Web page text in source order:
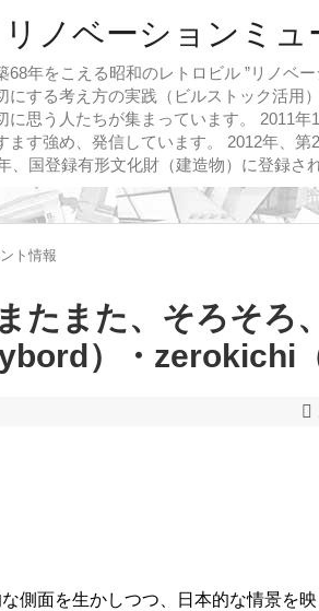
68年をこえる昭和のレトロビル ”リノベ
にする考え方の実践（ビルストック活用
に思う人たちが集まっています。 2011
ます強め、発信しています。 2012年、
、国登録有形文化財（建造物）に登録さ
ト情報
またまた、そろそろ
）・zerokichi
側面を生かしつつ、日本的な情景を